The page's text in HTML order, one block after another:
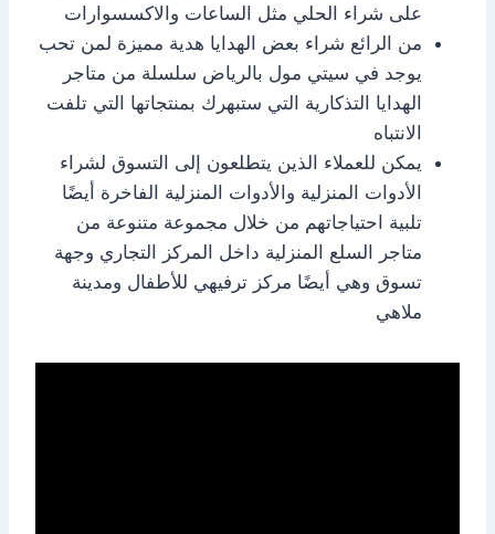
على شراء الحلي مثل الساعات والاكسسوارات
من الرائع شراء بعض الهدايا هدية مميزة لمن تحب
يوجد في سيتي مول بالرياض سلسلة من متاجر
الهدايا التذكارية التي ستبهرك بمنتجاتها التي تلفت
الانتباه
يمكن للعملاء الذين يتطلعون إلى التسوق لشراء
الأدوات المنزلية والأدوات المنزلية الفاخرة أيضًا
تلبية احتياجاتهم من خلال مجموعة متنوعة من
متاجر السلع المنزلية داخل المركز التجاري وجهة
تسوق وهي أيضًا مركز ترفيهي للأطفال ومدينة
ملاهي